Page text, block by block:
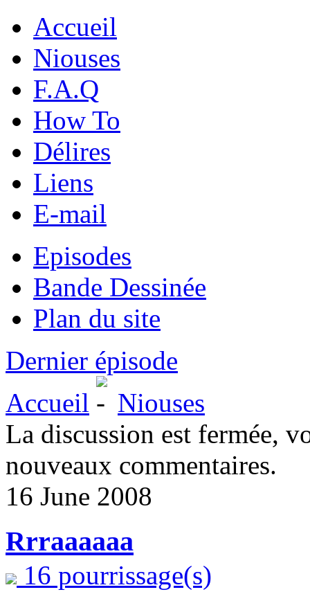
Accueil
Niouses
F.A.Q
How To
Délires
Liens
E-mail
Episodes
Bande Dessinée
Plan du site
Dernier épisode
Accueil
Niouses
La discussion est fermée,
nouveaux commentaires.
16 June 2008
Rrraaaaaa
16 pourrissage(s)